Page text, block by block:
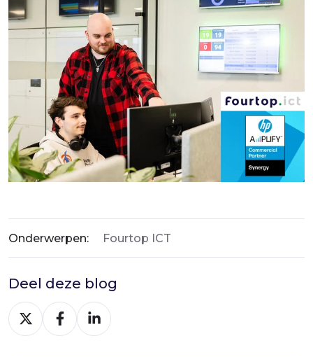
Onderwerpen: Fourtop ICT
Deel deze blog
Deel
via
Deel
via
Deel
via